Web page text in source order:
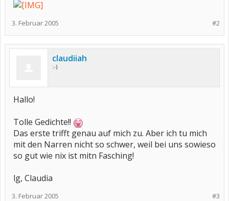
#2
3. Februar 2005
claudiiah
:-)
Hallo!
Tolle Gedichte!!
Das erste trifft genau auf mich zu. Aber ich tu mich
mit den Narren nicht so schwer, weil bei uns sowieso
so gut wie nix ist mitn Fasching!
lg, Claudia
#3
3. Februar 2005